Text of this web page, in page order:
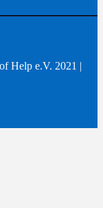
Help e.V. 2021 |